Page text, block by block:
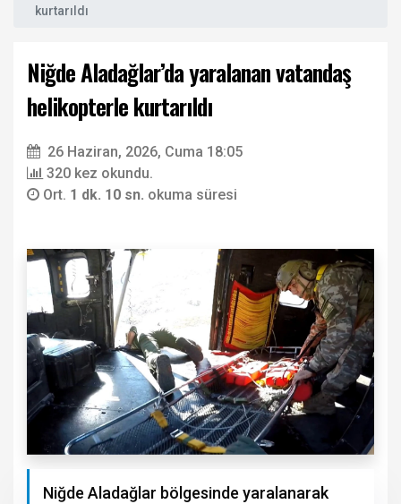
kurtarıldı
Niğde Aladağlar’da yaralanan vatandaş
helikopterle kurtarıldı
26 Haziran, 2026, Cuma 18:05
320 kez okundu.
Ort. 1 dk. 10 sn. okuma süresi
Niğde Aladağlar bölgesinde yaralanarak